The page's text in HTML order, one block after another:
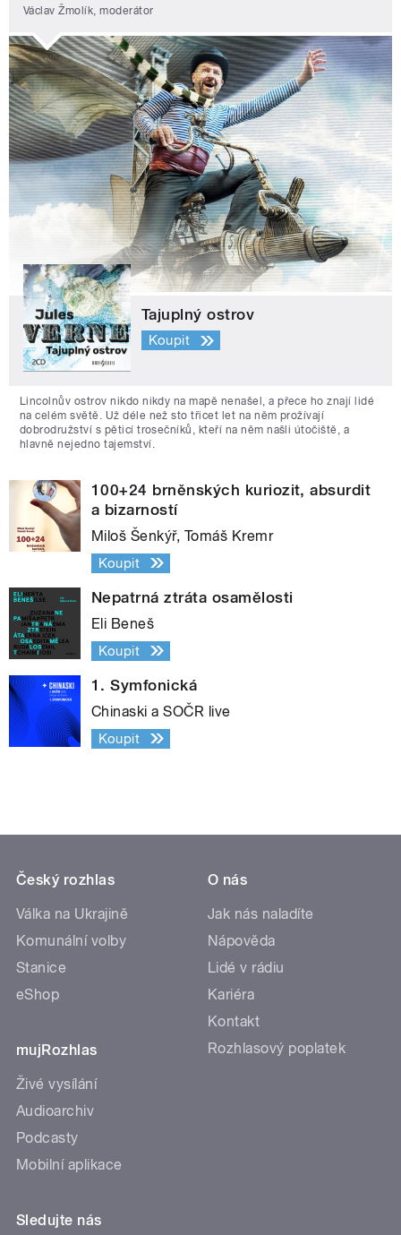
Václav Žmolík, moderátor
Tajuplný ostrov
Koupit
Lincolnův ostrov nikdo nikdy na mapě nenašel, a přece ho znají lidé
na celém světě. Už déle než sto třicet let na něm prožívají
dobrodružství s pěticí trosečníků, kteří na něm našli útočiště, a
hlavně nejedno tajemství.
100+24 brněnských kuriozit, absurdit
a bizarností
Miloš Šenkýř, Tomáš Kremr
Koupit
Nepatrná ztráta osamělosti
Eli Beneš
Koupit
1. Symfonická
Chinaski a SOČR live
Koupit
Český rozhlas
Válka na Ukrajině
Komunální volby
Stanice
eShop
mujRozhlas
Živé vysílání
Audioarchiv
Podcasty
Mobilní aplikace
O nás
Jak nás naladíte
Nápověda
Lidé v rádiu
Kariéra
Kontakt
Rozhlasový poplatek
Sledujte nás